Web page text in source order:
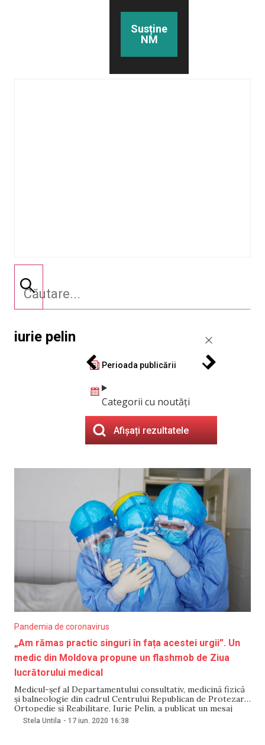
Susține
NM
iurie pelin
Perioada publicării
Categorii cu noutăți
Afișați rezultatele
Pandemia de coronavirus
„Am rămas practic singuri în fața acestei urgii”. Un
medic din Moldova propune un flashmob de Ziua
lucrătorului medical
Medicul-șef al Departamentului consultativ, medicină fizică
și balneologie din cadrul Centrului Republican de Protezare,
Ortopedie și Reabilitare, Iurie Pelin, a publicat un mesaj
emoționant pentru colegii săi de breaslă, în contextul Zilei
Stela Untila - 17 iun. 2020 16:38